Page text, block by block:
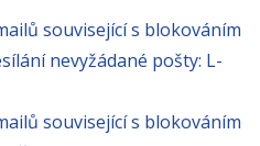
související s blokováním
nevyžádané pošty: L-
související s blokováním